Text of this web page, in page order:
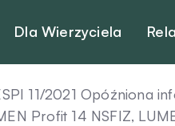
Dla Wierzyciela
11/2021
Profit 14 NSFIZ,